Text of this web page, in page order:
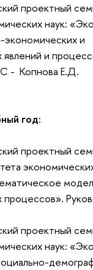
проектный
наук:
экономических и
и
- Копнова Е.Д.
год:
проектный
процессов».
проектный
наук: